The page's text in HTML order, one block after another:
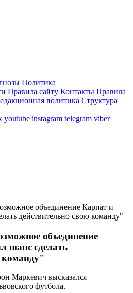
Политика
Правила сайту Контакты Правила
политика Структура
youtube instagram telegram viber
объединение Карпат и
действительно свою команду"
объединение
шанс сделать
команду"
Маркевич высказался
футбола.